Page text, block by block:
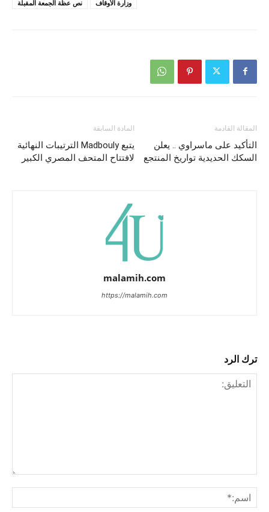
نص عظة الجمعة المقبلة وزارة الأوقاف
المادة السابقة
يتبع Madbouly الترتيبات النهائية
لافتتاح المتحف المصري الكبير
المقالة القادمة
التأكيد على ماسراوي .. يعلن
السكك الحديدية تواريخ المنتجع
malamih.com
https://malamih.com
ترك الرد